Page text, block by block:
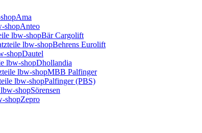
Ama
Anteo
Bär Cargolift
Behrens Eurolift
Dautel
Dhollandia
MBB Palfinger
Palfinger (PBS)
Sörensen
Zepro